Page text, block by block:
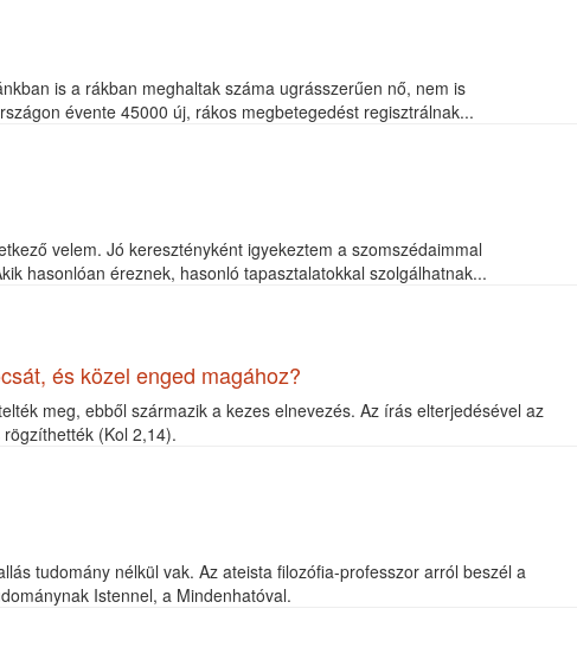
is a rákban meghaltak száma ugrásszerűen nő, nem is
évente 45000 új, rákos megbetegedést regisztrálnak...
velem. Jó keresztényként igyekeztem a szomszédaimmal
hasonlóan éreznek, hasonló tapasztalatokkal szolgálhatnak...
és közel enged magához?
meg, ebből származik a kezes elnevezés. Az írás elterjedésével az
(Kol 2,14).
tudomány nélkül vak. Az ateista filozófia-professzor arról beszél a
Istennel, a Mindenhatóval.